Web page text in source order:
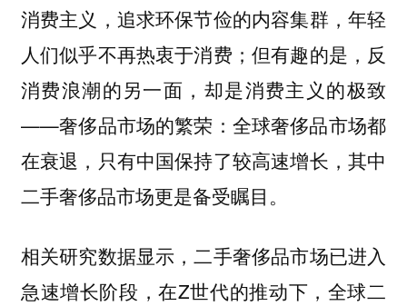
消费主义，追求环保节俭的内容集群，年轻
人们似乎不再热衷于消费；但有趣的是，反
消费浪潮的另一面，却是消费主义的极致
——奢侈品市场的繁荣：全球奢侈品市场都
在衰退，只有中国保持了较高速增长，其中
二手奢侈品市场更是备受瞩目。
相关研究数据显示，二手奢侈品市场已进入
急速增长阶段，在Z世代的推动下，全球二